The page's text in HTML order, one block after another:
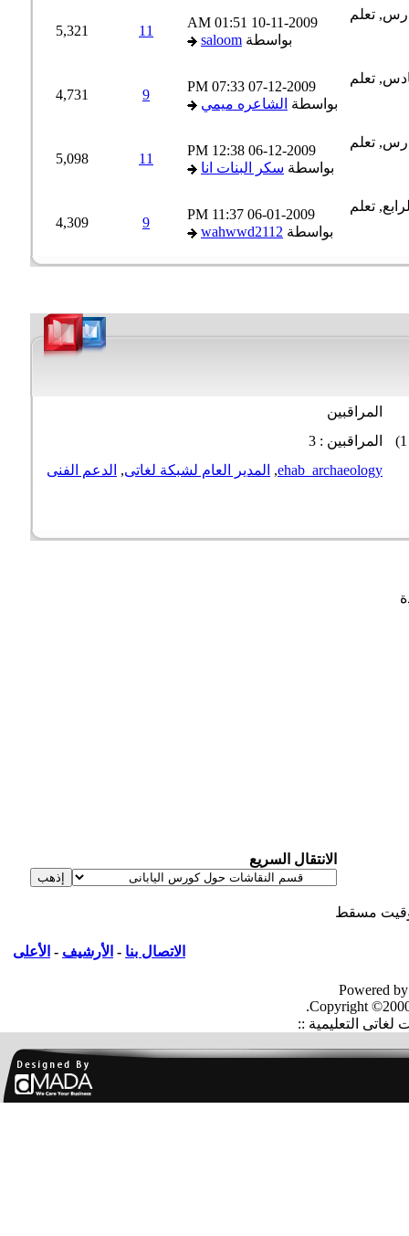
10-11-2009
01:51 AM
بواسطةsaloom
11
5,321
07-12-2009
07:33 PM
بواسطةالشاعره ميمي
4,731
06-12-2009
12:38 PM
بواسطةسكر البنات انا
11
5,098
06-01-2009
11:37 PM
بواسطةwahwwd2112
4,309
المراقبين
المراقبين : 3
ehab_archaeology
,المدير العام لشبكة لغاتى ,الدعم الفنى
الانتقال السريع
مسقط
الاتصال بنا-الأرشيف-الأعلى
Powered
Copyright
التعليمية ::